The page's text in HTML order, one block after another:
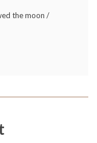
the moon /